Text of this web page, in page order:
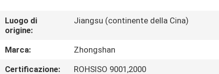
CIRCA
NOI
GIRO
Luogo di
origine:
Jiangsu (continente della Cina)
Marca:
Zhongshan
Certificazione:
ROHSISO 9001,2000